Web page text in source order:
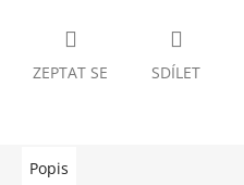
ZEPTAT SE SDÍLET
Popis